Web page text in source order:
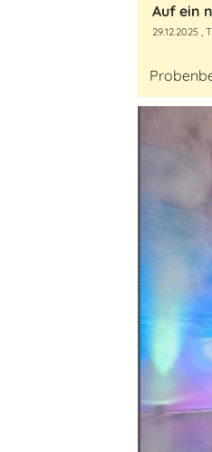
Auf ein
29.12.2025 ,